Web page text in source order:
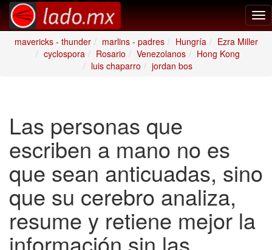
mavericks - thunder
marlins - padres Hungría
Ezra Miller
cyclospora
Rosario Venezolanos
Hong Kong
luis chaparro
jordan bos
Las personas que
escriben a mano no es
que sean anticuadas, sino
que su cerebro analiza,
resume y retiene mejor la
información sin las